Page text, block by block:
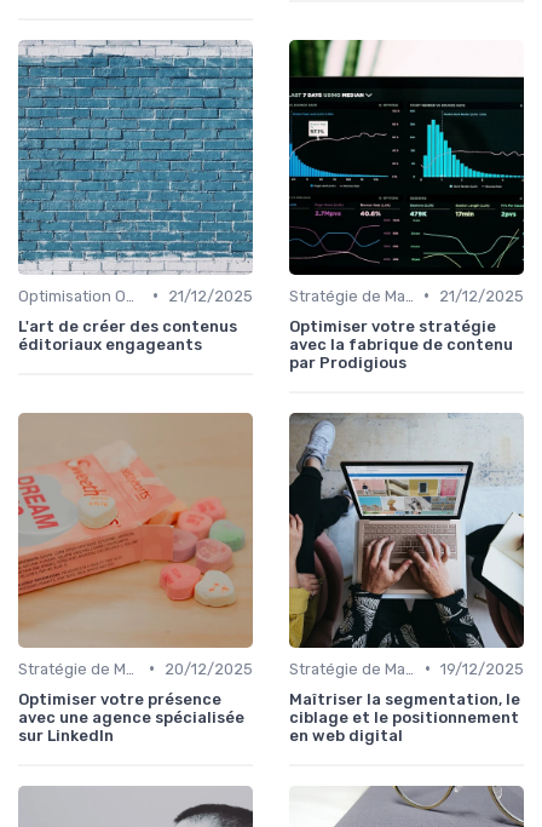
•
21/12/2025
L'art de créer des contenus
éditoriaux engageants
•
21/12/2025
Optimiser votre stratégie
avec la fabrique de contenu
par Prodigious
•
20/12/2025
Optimiser votre présence
avec une agence spécialisée
sur LinkedIn
• 19/12/2025
Maîtriser la segmentation, le
ciblage et le positionnement
en web digital